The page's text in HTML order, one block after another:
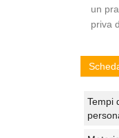
un
priva
Tempi